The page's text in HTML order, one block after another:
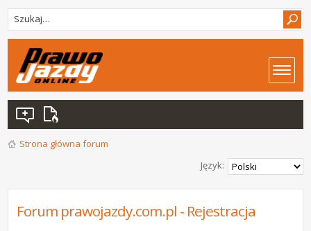
Strona główna forum
Język:
Forum prawojazdy.com.pl - Rejestracja